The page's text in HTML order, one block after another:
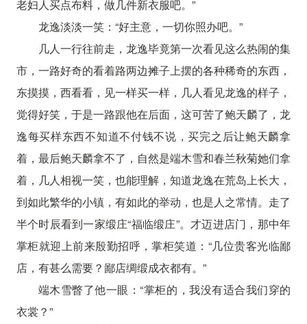
老妇人买点布料，做几件新衣服吧。”
龙逸淡淡一笑：“好主意，一切你照办吧。”
几人一行往前走，龙逸毕竟第一次看见这么热闹的集
市，一路好奇的看着路两边摊子上摆的各种稀奇的东西，
东摸摸，西看看，见一样买一样，几人看见龙逸的样子，
觉得好笑，于是一路跟他在后面，这可苦了鲍天麟了，龙
逸每买样东西不知道不付钱不说，买完之后让鲍天麟拿
着，最后鲍天麟拿不了，自然是端木雪和春兰秋菊她们拿
着，几人相视一笑，也能理解，知道龙逸在荒岛上长大，
到如此繁华的小镇，有如此的举动，也是人之常情。走了
半个时辰看到一家缎庄“福临缎庄”。才迈进店门，那中年
掌柜就迎上前来殷勤招呼，掌柜笑道：“几位贵客光临鄙
店，有甚么需要？鄙店绸缎成衣都有。”
端木雪瞥了他一眼：“掌柜的，我没有适合我们穿的
衣裳？”